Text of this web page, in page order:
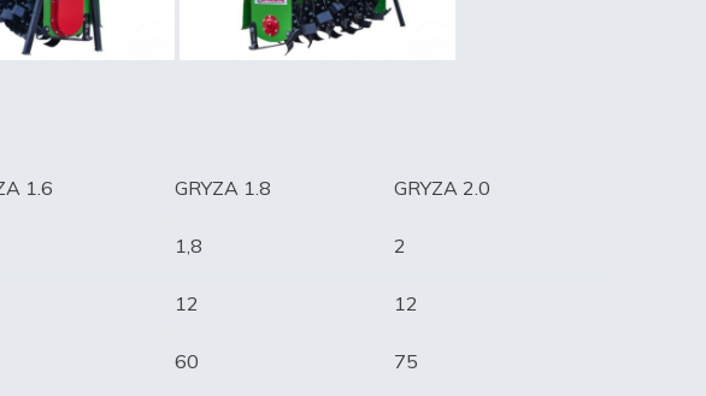
1.6 GRYZA 1.8 GRYZA 2.0
1,8 2
12 12
60 75